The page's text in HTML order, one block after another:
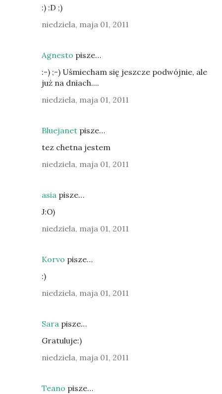
:) :D ;)
niedziela, maja 01, 2011
Agnesto pisze…
:-) ;-) Uśmiecham się jeszcze podwójnie, ale
już na dniach....
niedziela, maja 01, 2011
Bluejanet pisze…
tez chetna jestem
niedziela, maja 01, 2011
asia pisze…
J:O)
niedziela, maja 01, 2011
Korvo pisze…
:)
niedziela, maja 01, 2011
Sara pisze…
Gratuluje:)
niedziela, maja 01, 2011
Teano pisze…